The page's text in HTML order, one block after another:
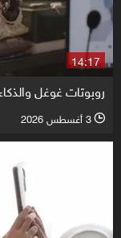
14:17
روبوتات غوغل
l 3 أغسطس 2026